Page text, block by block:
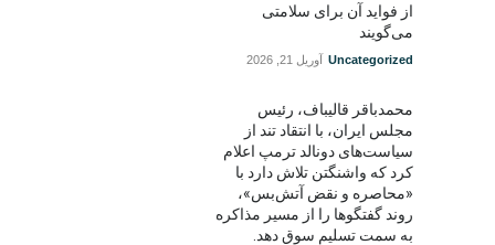
از فواید آن برای سلامتی
می‌گویند
Uncategorized آوریل 21, 2026
محمدباقر قالیباف، رئیس
مجلس ایران، با انتقاد تند از
سیاست‌های دونالد ترمپ اعلام
کرد که واشنگتن تلاش دارد با
«محاصره و نقض آتش‌بس»،
روند گفتگوها را از مسیر مذاکره
به سمت تسلیم سوق دهد.